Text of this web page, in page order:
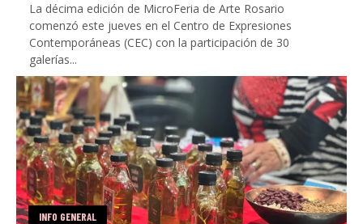
La décima edición de MicroFeria de Arte Rosario
comenzó este jueves en el Centro de Expresiones
Contemporáneas (CEC) con la participación de 30
galerías...
INFO GENERAL